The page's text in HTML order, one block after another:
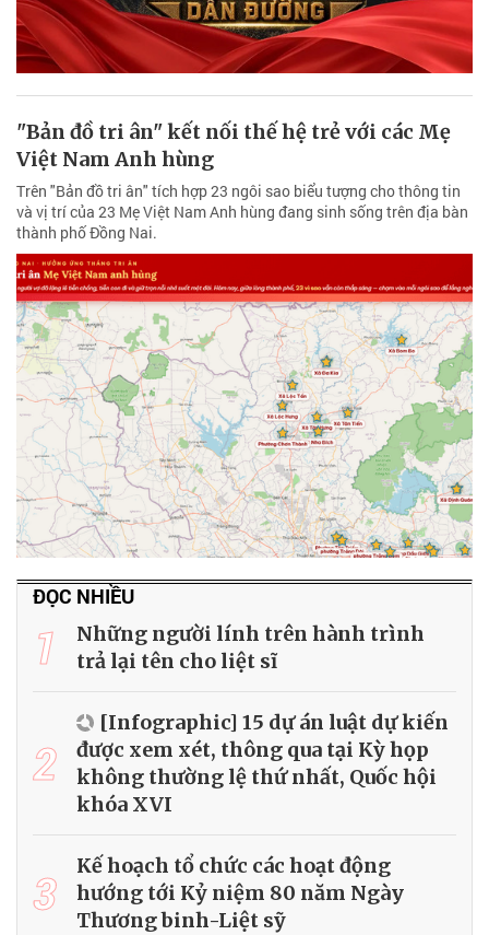
"Bản đồ tri ân" kết nối thế hệ trẻ với các Mẹ
Việt Nam Anh hùng
Trên "Bản đồ tri ân" tích hợp 23 ngôi sao biểu tượng cho thông tin
và vị trí của 23 Mẹ Việt Nam Anh hùng đang sinh sống trên địa bàn
thành phố Đồng Nai.
ĐỌC NHIỀU
1
Những người lính trên hành trình
trả lại tên cho liệt sĩ
2
[Infographic] 15 dự án luật dự kiến
được xem xét, thông qua tại Kỳ họp
không thường lệ thứ nhất, Quốc hội
khóa XVI
3
Kế hoạch tổ chức các hoạt động
hướng tới Kỷ niệm 80 năm Ngày
Thương binh-Liệt sỹ